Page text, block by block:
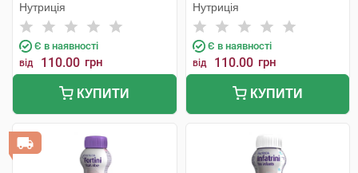
Нутриція
Є в наявності
від 110.00 грн
КУПИТИ
Нутриція
Є в наявності
від 110.00 грн
КУПИТИ